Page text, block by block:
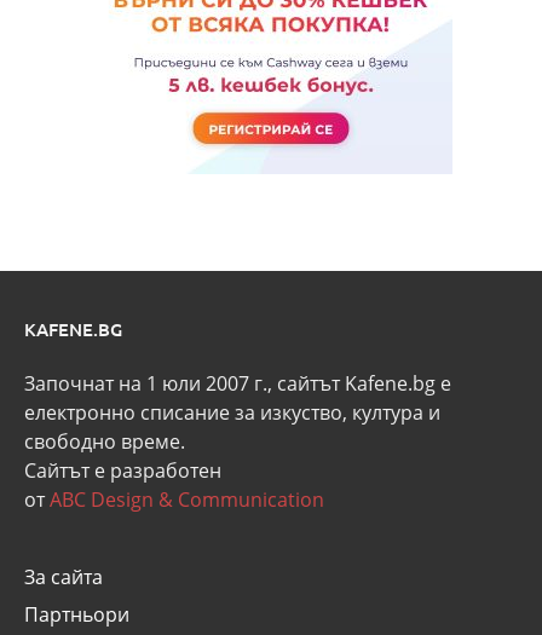
KAFENE.BG
Започнат на 1 юли 2007 г., сайтът Kafene.bg e
eлектронно списание за изкуство, култура и
свободно време.
Сайтът е разработен
отABC Design & Communication
За сайта
Партньори